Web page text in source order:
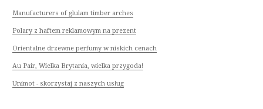
Manufacturers of glulam timber arches
Polary z haftem reklamowym na prezent
Orientalne drzewne perfumy w niskich cenach
Au Pair, Wielka Brytania, wielka przygoda!
Unimot - skorzystaj z naszych usług